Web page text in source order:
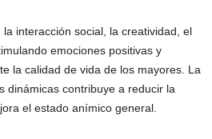
interacción social, la creatividad, el
emociones positivas y
la calidad de vida de los mayores. La
dinámicas contribuye a reducir la
el estado anímico general.